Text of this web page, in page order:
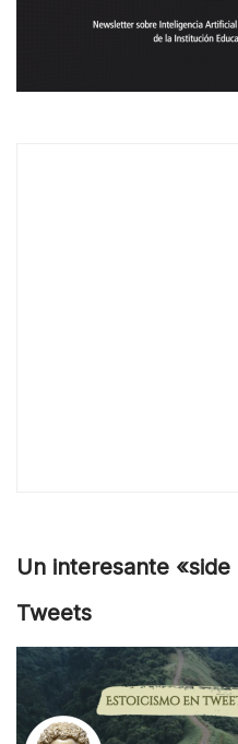
Un interesante
Tweets